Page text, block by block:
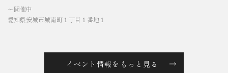
〜開催中
愛知県安城市城南町１丁目１番地１
イベント情報をもっと見る